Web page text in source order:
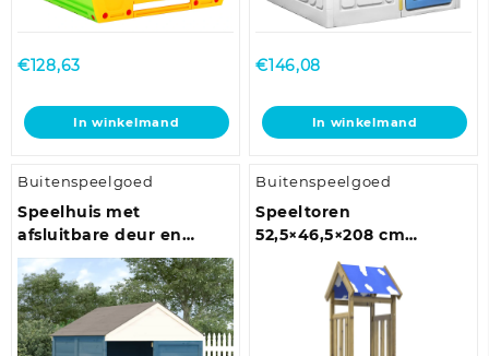
€128,63
In winkelmand
€146,08
In winkelmand
Buitenspeelgoed
Speelhuis met
afsluitbare deur en
bloempotten massief
vurenhout
Buitenspeelgoed
Speeltoren
52,5×46,5×208 cm
geïmpregneerd
grenenhout